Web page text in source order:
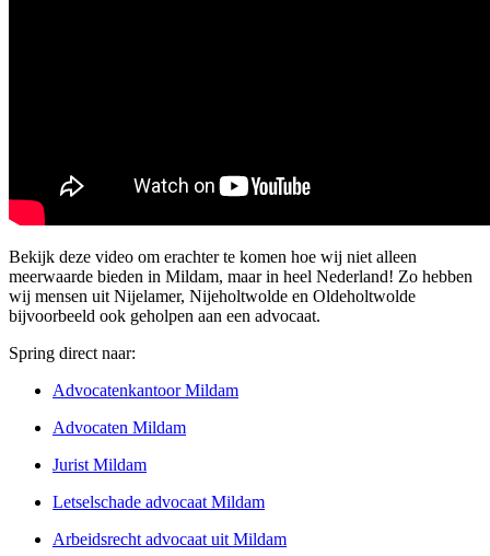
Bekijk deze video om erachter te komen hoe wij niet alleen
meerwaarde bieden in Mildam, maar in heel Nederland! Zo hebben
wij mensen uit Nijelamer, Nijeholtwolde en Oldeholtwolde
bijvoorbeeld ook geholpen aan een advocaat.
Spring direct naar:
Advocatenkantoor Mildam
Advocaten Mildam
Jurist Mildam
Letselschade advocaat Mildam
Arbeidsrecht advocaat uit Mildam